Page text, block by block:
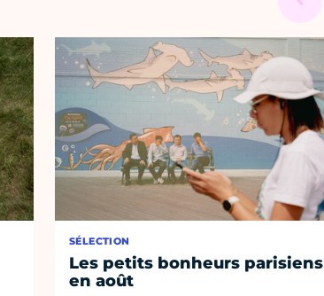
SÉLECTION
Les petits bonheurs parisiens
en août